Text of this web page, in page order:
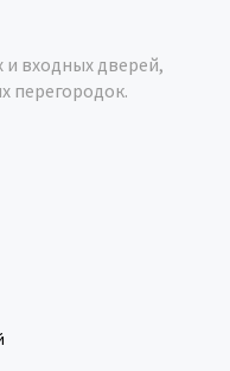
входных дверей,
перегородок.